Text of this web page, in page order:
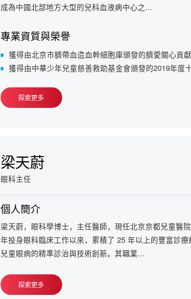
成為中國北部地方大型的兒科血液病中心之...
專業資質與榮譽
獲得由北京市臍帶血造血幹細胞庫頒發的臍愛關心貢
獲得由中華少年兒童慈善救助基金會頒發的2019年度
探索更多
梁天蔚
眼科主任
個人簡介
梁天蔚，眼科學博士，主任醫師，現任北京京都兒童醫
年投身眼科臨床工作以來，累積了 25 年以上的豐富診
兒童眼病的精準診治與技術創新。其職業...
探索更多